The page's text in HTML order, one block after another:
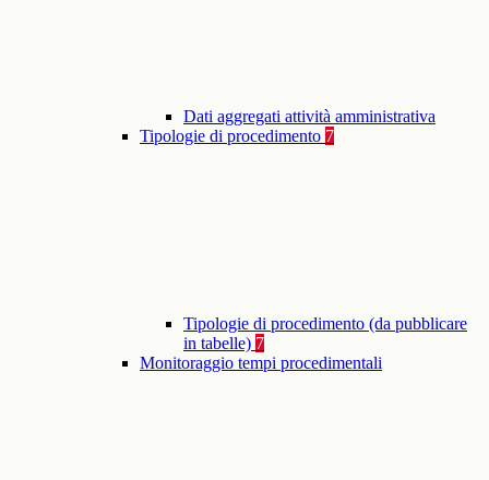
Dati aggregati attività amministrativa
Tipologie di procedimento 7
Tipologie di procedimento (da pubblicare
in tabelle) 7
Monitoraggio tempi procedimentali